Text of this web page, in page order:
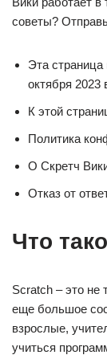
советы?
Эта страница
октября 2023
К этой
Политика
О Скретч
Отказ от
Что
Scratch – это не
еще большое
взрослые,
учиться